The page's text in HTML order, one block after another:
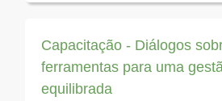
Disponível pra visualização até
Capacitação - Diálogos
ferramentas para uma
equilibrada